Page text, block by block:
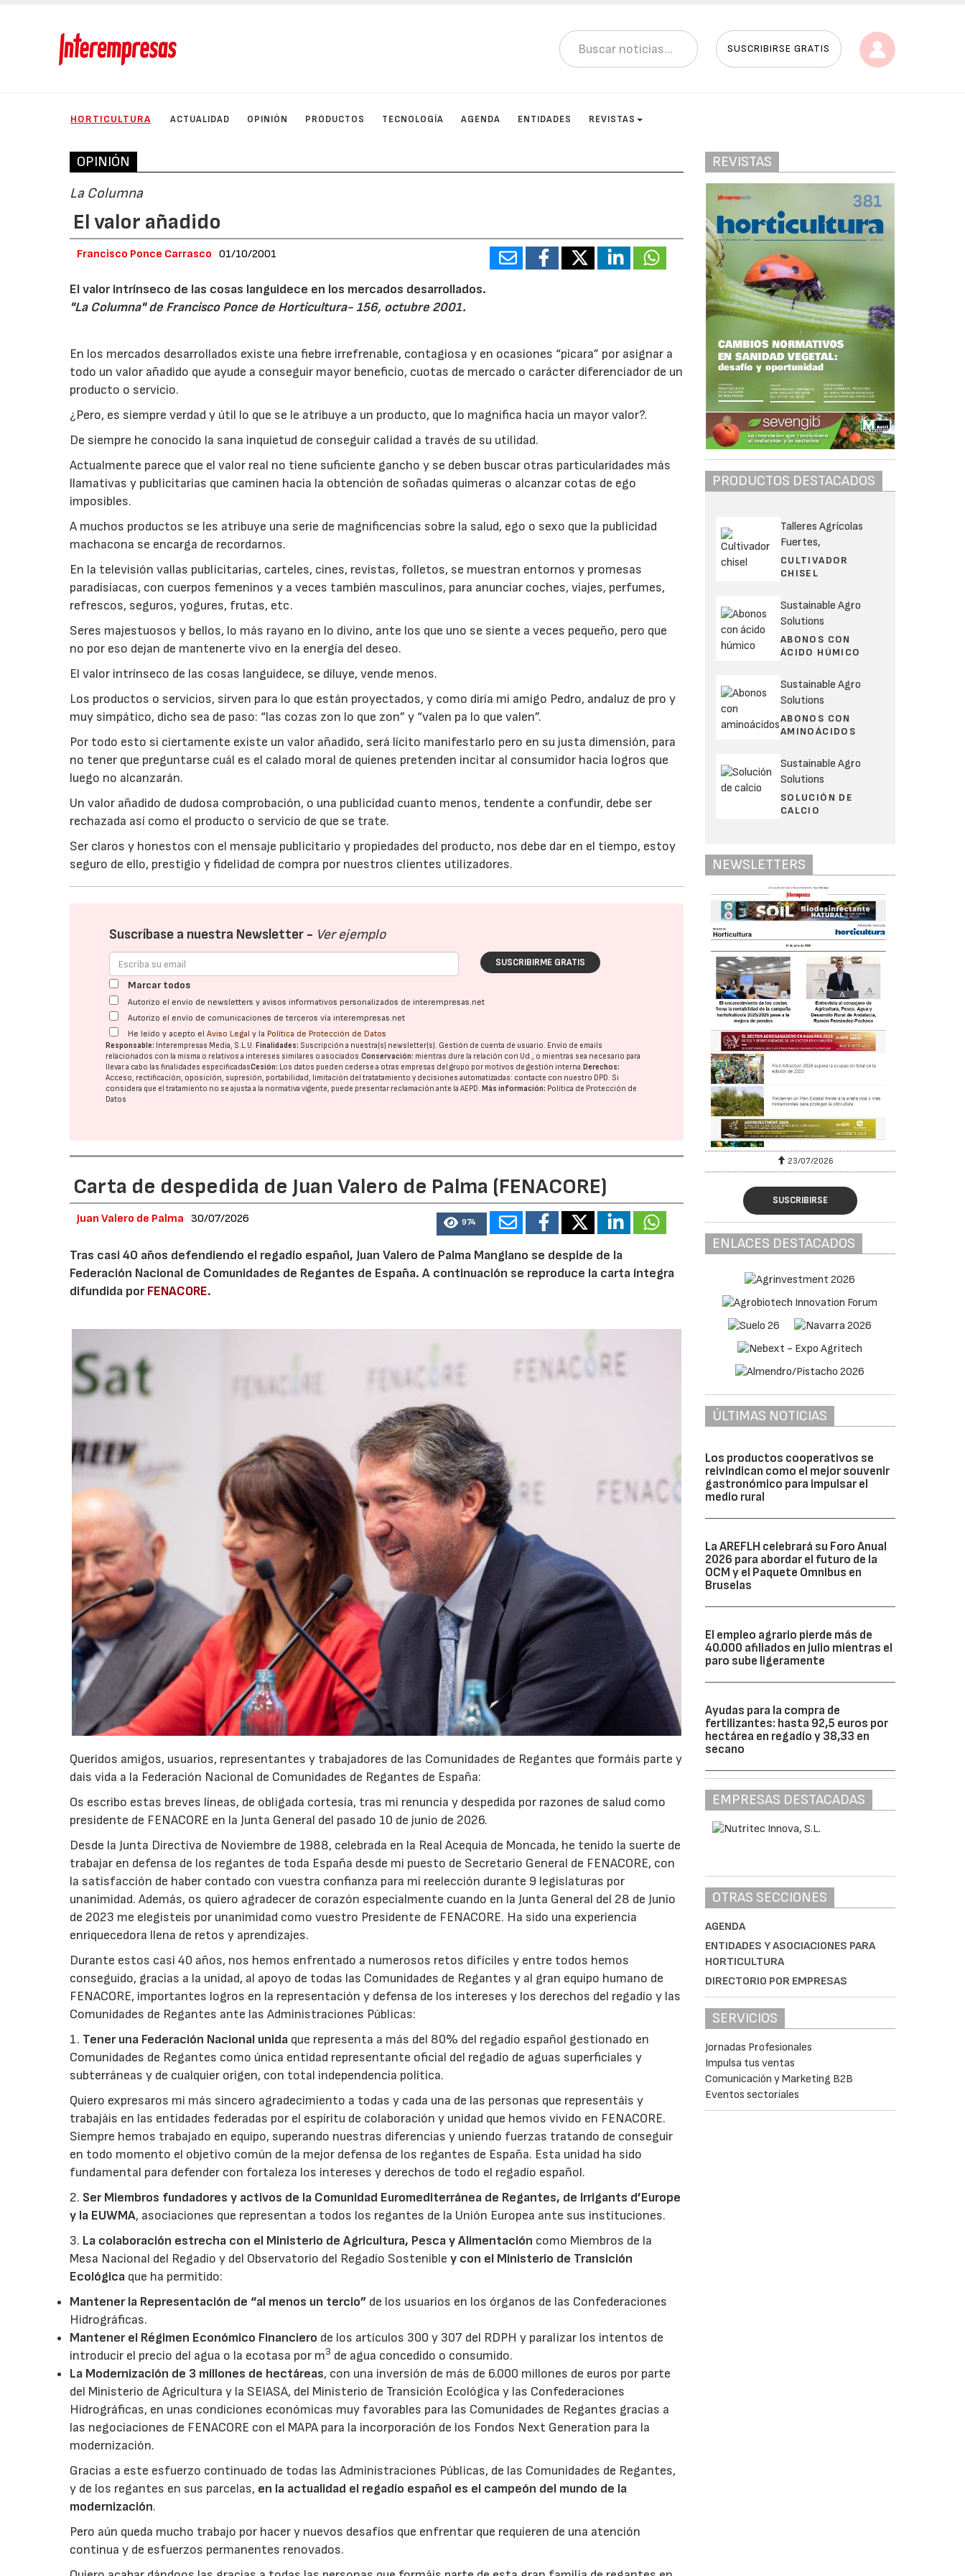
SUSCRIBIRSE GRATIS
HORTICULTURA ACTUALIDAD OPINIÓN PRODUCTOS TECNOLOGÍA AGENDA ENTIDADES REVISTAS
OPINIÓN
La Columna
El valor añadido
Francisco Ponce Carrasco 01/10/2001
El valor intrínseco de las cosas languidece en los mercados desarrollados.
"La Columna" de Francisco Ponce de Horticultura- 156, octubre 2001.
En los mercados desarrollados existe una fiebre irrefrenable, contagiosa y en ocasiones “picara” por asignar a
todo un valor añadido que ayude a conseguir mayor beneficio, cuotas de mercado o carácter diferenciador de un
producto o servicio.
¿Pero, es siempre verdad y útil lo que se le atribuye a un producto, que lo magnifica hacia un mayor valor?.
De siempre he conocido la sana inquietud de conseguir calidad a través de su utilidad.
Actualmente parece que el valor real no tiene suficiente gancho y se deben buscar otras particularidades más
llamativas y publicitarias que caminen hacia la obtención de soñadas quimeras o alcanzar cotas de ego
imposibles.
A muchos productos se les atribuye una serie de magnificencias sobre la salud, ego o sexo que la publicidad
machacona se encarga de recordarnos.
En la televisión vallas publicitarias, carteles, cines, revistas, folletos, se muestran entornos y promesas
paradisíacas, con cuerpos femeninos y a veces también masculinos, para anunciar coches, viajes, perfumes,
refrescos, seguros, yogures, frutas, etc.
Seres majestuosos y bellos, lo más rayano en lo divino, ante los que uno se siente a veces pequeño, pero que
no por eso dejan de mantenerte vivo en la energía del deseo.
El valor intrínseco de las cosas languidece, se diluye, vende menos.
Los productos o servicios, sirven para lo que están proyectados, y como diría mi amigo Pedro, andaluz de pro y
muy simpático, dicho sea de paso: “las cozas zon lo que zon” y “valen pa lo que valen”.
Por todo esto si ciertamente existe un valor añadido, será lícito manifestarlo pero en su justa dimensión, para
no tener que preguntarse cuál es el calado moral de quienes pretenden incitar al consumidor hacia logros que
luego no alcanzarán.
Un valor añadido de dudosa comprobación, o una publicidad cuanto menos, tendente a confundir, debe ser
rechazada así como el producto o servicio de que se trate.
Ser claros y honestos con el mensaje publicitario y propiedades del producto, nos debe dar en el tiempo, estoy
seguro de ello, prestigio y fidelidad de compra por nuestros clientes utilizadores.
Suscríbase a nuestra Newsletter - Ver ejemplo
SUSCRIBIRME GRATIS
Marcar todos
Autorizo el envío de newsletters y avisos informativos personalizados de interempresas.net
Autorizo el envío de comunicaciones de terceros vía interempresas.net
He leído y acepto elAviso Legal y la Política de Protección de Datos
Responsable: Interempresas Media, S.L.U. Finalidades: Suscripción a nuestra(s) newsletter(s). Gestión de cuenta de usuario. Envío de emails
relacionados con la misma o relativos a intereses similares o asociados.Conservación: mientras dure la relación con Ud., o mientras sea necesario para
llevar a cabo las finalidades especificadasCesión: Los datos pueden cederse a otras empresas del grupo por motivos de gestión interna. Derechos:
Acceso, rectificación, oposición, supresión, portabilidad, limitación del tratatamiento y decisiones automatizadas: contacte con nuestro DPD. Si
considera que el tratamiento no se ajusta a la normativa vigente, puede presentar reclamación ante laAEPD. Más información: Política de Protección de
Datos
Carta de despedida de Juan Valero de Palma (FENACORE)
Juan Valero de Palma 30/07/2026 974
Tras casi 40 años defendiendo el regadío español, Juan Valero de Palma Manglano se despide de la
Federación Nacional de Comunidades de Regantes de España. A continuación se reproduce la carta íntegra
difundida porFENACORE.
Queridos amigos, usuarios, representantes y trabajadores de las Comunidades de Regantes que formáis parte y
dais vida a la Federación Nacional de Comunidades de Regantes de España:
Os escribo estas breves líneas, de obligada cortesía, tras mi renuncia y despedida por razones de salud como
presidente de FENACORE en la Junta General del pasado 10 de junio de 2026.
Desde la Junta Directiva de Noviembre de 1988, celebrada en la Real Acequia de Moncada, he tenido la suerte de
trabajar en defensa de los regantes de toda España desde mi puesto de Secretario General de FENACORE, con
la satisfacción de haber contado con vuestra confianza para mi reelección durante 9 legislaturas por
unanimidad. Además, os quiero agradecer de corazón especialmente cuando en la Junta General del 28 de Junio
de 2023 me elegisteis por unanimidad como vuestro Presidente de FENACORE. Ha sido una experiencia
enriquecedora llena de retos y aprendizajes.
Durante estos casi 40 años, nos hemos enfrentado a numerosos retos difíciles y entre todos hemos
conseguido, gracias a la unidad, al apoyo de todas las Comunidades de Regantes y al gran equipo humano de
FENACORE, importantes logros en la representación y defensa de los intereses y los derechos del regadío y las
Comunidades de Regantes ante las Administraciones Públicas:
1. Tener una Federación Nacional unida que representa a más del 80% del regadío español gestionado en
Comunidades de Regantes como única entidad representante oficial del regadío de aguas superficiales y
subterráneas y de cualquier origen, con total independencia política.
Quiero expresaros mi más sincero agradecimiento a todas y cada una de las personas que representáis y
trabajáis en las entidades federadas por el espíritu de colaboración y unidad que hemos vivido en FENACORE.
Siempre hemos trabajado en equipo, superando nuestras diferencias y uniendo fuerzas tratando de conseguir
en todo momento el objetivo común de la mejor defensa de los regantes de España. Esta unidad ha sido
fundamental para defender con fortaleza los intereses y derechos de todo el regadío español.
2. Ser Miembros fundadores y activos de la Comunidad Euromediterránea de Regantes, de Irrigants d’Europe
y la EUWMA, asociaciones que representan a todos los regantes de la Unión Europea ante sus instituciones.
3. La colaboración estrecha con el Ministerio de Agricultura, Pesca y Alimentación como Miembros de la
Mesa Nacional del Regadío y del Observatorio del Regadío Sostenibley con el Ministerio de Transición
Ecológica que ha permitido:
Mantener la Representación de “al menos un tercio” de los usuarios en los órganos de las Confederaciones
Hidrográficas.
Mantener el Régimen Económico Financiero de los artículos 300 y 307 del RDPH y paralizar los intentos de
introducir el precio del agua o la ecotasa por m3 de agua concedido o consumido.
La Modernización de 3 millones de hectáreas, con una inversión de más de 6.000 millones de euros por parte
del Ministerio de Agricultura y la SEIASA, del Ministerio de Transición Ecológica y las Confederaciones
Hidrográficas, en unas condiciones económicas muy favorables para las Comunidades de Regantes gracias a
las negociaciones de FENACORE con el MAPA para la incorporación de los Fondos Next Generation para la
modernización.
Gracias a este esfuerzo continuado de todas las Administraciones Públicas, de las Comunidades de Regantes,
y de los regantes en sus parcelas, en la actualidad el regadío español es el campeón del mundo de la
modernización.
Pero aún queda mucho trabajo por hacer y nuevos desafíos que enfrentar que requieren de una atención
continua y de esfuerzos permanentes renovados.
REVISTAS
PRODUCTOS DESTACADOS
Talleres Agrícolas
Fuertes,
CULTIVADOR
CHISEL
Sustainable Agro
Solutions
ABONOS CON
ÁCIDO HÚMICO
Sustainable Agro
Solutions
ABONOS CON
AMINOÁCIDOS
Sustainable Agro
Solutions
SOLUCIÓN DE
CALCIO
NEWSLETTERS
23/07/2026
SUSCRIBIRSE
ENLACES DESTACADOS
ÚLTIMAS NOTICIAS
Los productos cooperativos se
reivindican como el mejor souvenir
gastronómico para impulsar el
medio rural
La AREFLH celebrará su Foro Anual
2026 para abordar el futuro de la
OCM y el Paquete Omnibus en
Bruselas
El empleo agrario pierde más de
40.000 afiliados en julio mientras el
paro sube ligeramente
Ayudas para la compra de
fertilizantes: hasta 92,5 euros por
hectárea en regadío y 38,33 en
secano
EMPRESAS DESTACADAS
OTRAS SECCIONES
AGENDA
ENTIDADES Y ASOCIACIONES PARA
HORTICULTURA
DIRECTORIO POR EMPRESAS
SERVICIOS
Jornadas Profesionales
Impulsa tus ventas
Comunicación y Marketing B2B
Eventos sectoriales